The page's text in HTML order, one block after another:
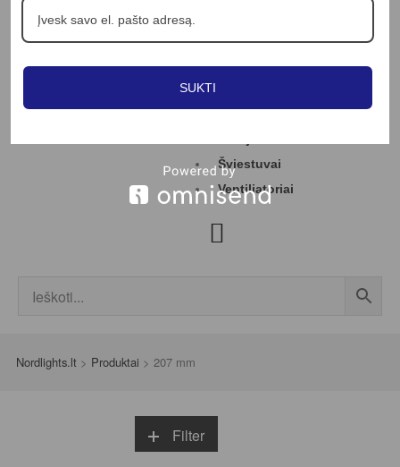
Profesionalams
Straipsniai
Jungikliai
Šviestuvai
Ventiliatoriai
Nordlights.lt > Produktai > 207 mm
Filter
SUKTI